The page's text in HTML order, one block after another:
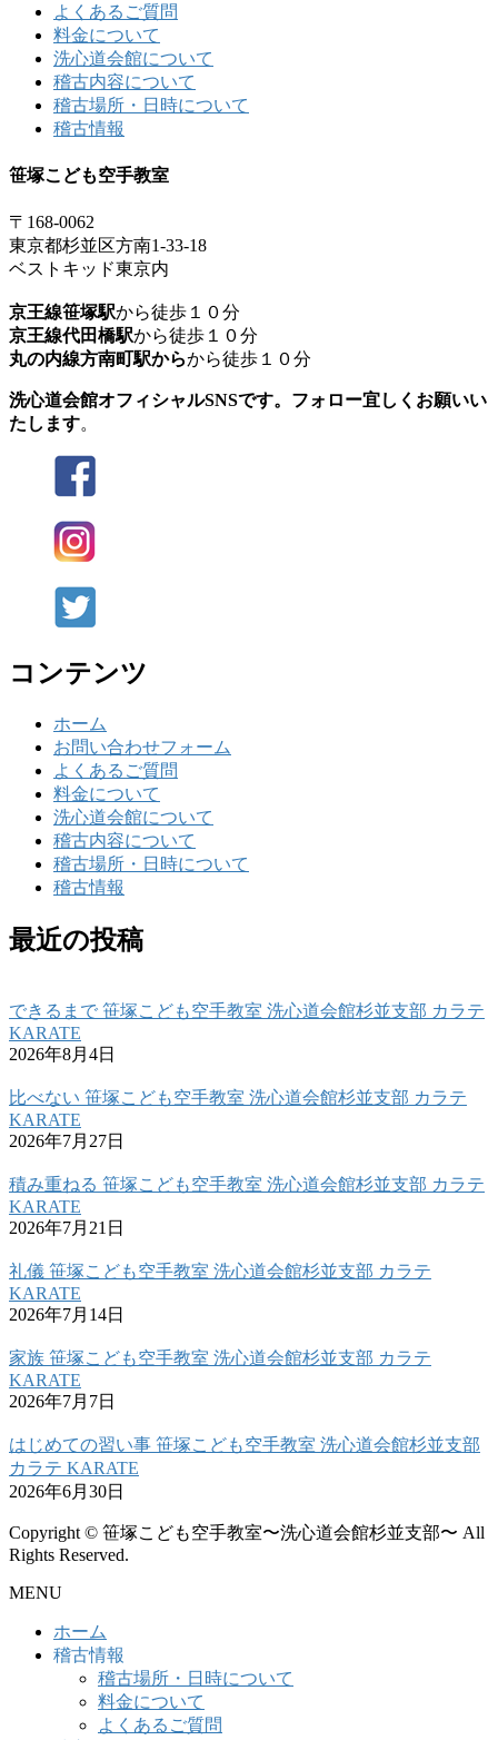
よくあるご質問
料金について
洗心道会館について
稽古内容について
稽古場所・日時について
稽古情報
笹塚こども空手教室
〒168-0062
東京都杉並区方南1-33-18
ベストキッド東京内
京王線笹塚駅から徒歩１０分
京王線代田橋駅から徒歩１０分
丸の内線方南町駅からから徒歩１０分
洗心道会館オフィシャルSNSです。フォロー宜しくお願いい
たします。
コンテンツ
ホーム
お問い合わせフォーム
よくあるご質問
料金について
洗心道会館について
稽古内容について
稽古場所・日時について
稽古情報
最近の投稿
できるまで 笹塚こども空手教室 洗心道会館杉並支部 カラテ
KARATE
2026年8月4日
比べない 笹塚こども空手教室 洗心道会館杉並支部 カラテ
KARATE
2026年7月27日
積み重ねる 笹塚こども空手教室 洗心道会館杉並支部 カラテ
KARATE
2026年7月21日
礼儀 笹塚こども空手教室 洗心道会館杉並支部 カラテ
KARATE
2026年7月14日
家族 笹塚こども空手教室 洗心道会館杉並支部 カラテ
KARATE
2026年7月7日
はじめての習い事 笹塚こども空手教室 洗心道会館杉並支部
カラテ KARATE
2026年6月30日
Copyright © 笹塚こども空手教室〜洗心道会館杉並支部〜 All
Rights Reserved.
MENU
ホーム
稽古情報
稽古場所・日時について
料金について
よくあるご質問